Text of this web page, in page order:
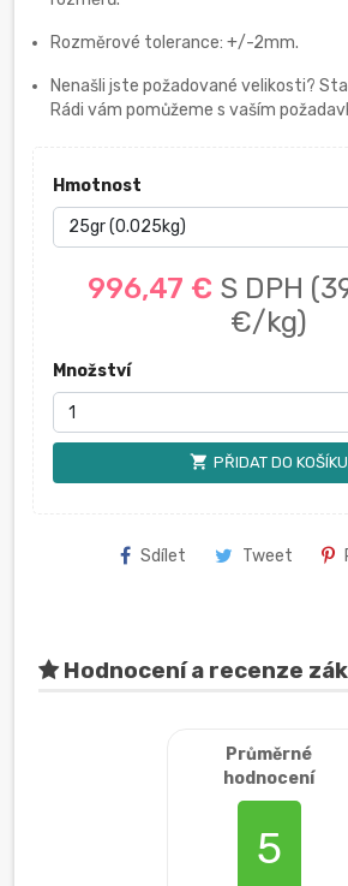
Rozměrové tolerance: +/-2mm.
Nenašli jste požadované velikosti?
Rádi vám pomůžeme s vaším
Hmotnost
996,47 € S DPH
€/kg)
Množství
shopping_cart PŘIDAT DO KOŠÍKU
Sdílet Tweet
Hodnocení a recenze
Průměrné
hodnocení
5